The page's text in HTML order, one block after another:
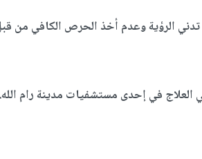
الرؤية وعدم أخذ الحرص الكافي من
في إحدى مستشفيات مدينة رام الله.